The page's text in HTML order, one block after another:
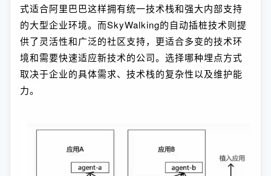
式适合阿里巴巴这样拥有统一技术栈和强大内部支持
的大型企业环境。而SkyWalking的自动插桩技术则提
供了灵活性和广泛的社区支持，更适合多变的技术环
境和需要快速适应新技术的公司。选择哪种埋点方式
取决于企业的具体需求、技术栈的复杂性以及维护能
力。